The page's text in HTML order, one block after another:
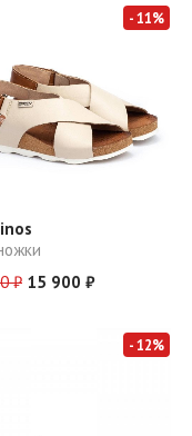
- 11%
₽ 15 900 ₽
- 12%